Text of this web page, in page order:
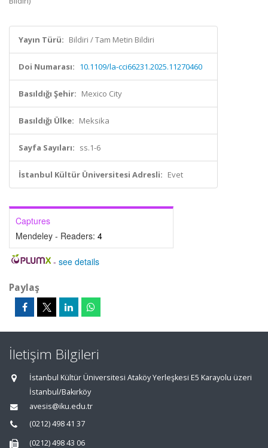
Yayın Türü: Bildiri / Tam Metin Bildiri
Doi Numarası: 10.1109/la-cci66231.2025.11270460
Basıldığı Şehir: Mexico City
Basıldığı Ülke: Meksika
Sayfa Sayıları: ss.1-6
İstanbul Kültür Üniversitesi Adresli: Evet
Captures
Mendeley - Readers: 4
- see details
Paylaş
İletişim Bilgileri
İstanbul Kültür Üniversitesi Ataköy Yerleşkesi E5 Karayolu üzeri
İstanbul/Bakırköy
avesis@iku.edu.tr
(0212) 498 41 37
(0212) 498 43 06